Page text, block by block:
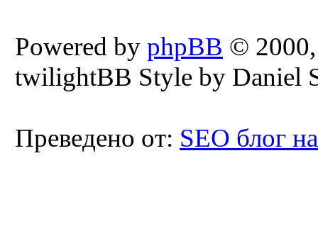
Powered by phpBB ©
twilightBB Style by Daniel
Преведено от: SEO блог